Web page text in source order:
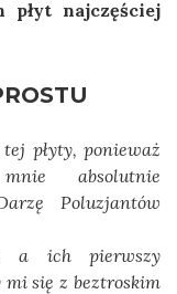
najczęściej
płyty, ponieważ
absolutnie
Poluzjantów
a ich pierwszy
się z beztroskim